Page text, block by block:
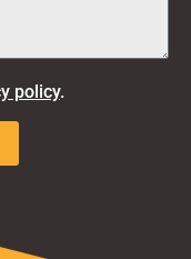
policy.